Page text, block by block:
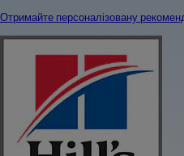
Отримайте персоналізовану